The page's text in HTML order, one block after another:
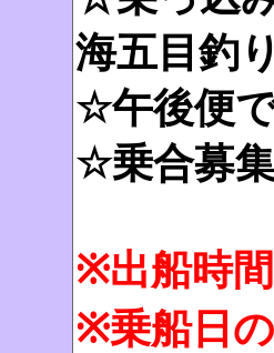
海五目釣
☆午後便
☆乗合募
※出船時
※乗船日